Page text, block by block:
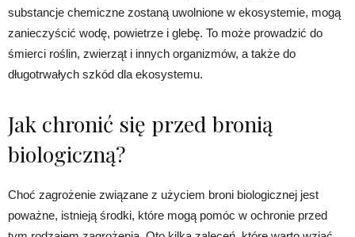
substancje chemiczne zostaną uwolnione w ekosystemie, mogą
zanieczyścić wodę, powietrze i glebę. To może prowadzić do
śmierci roślin, zwierząt i innych organizmów, a także do
długotrwałych szkód dla ekosystemu.
Jak chronić się przed bronią
biologiczną?
Choć zagrożenie związane z użyciem broni biologicznej jest
poważne, istnieją środki, które mogą pomóc w ochronie przed